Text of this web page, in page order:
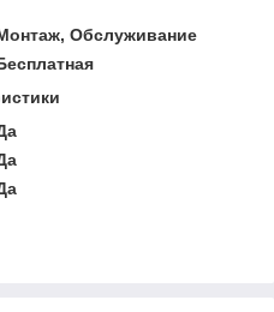
Обслуживание